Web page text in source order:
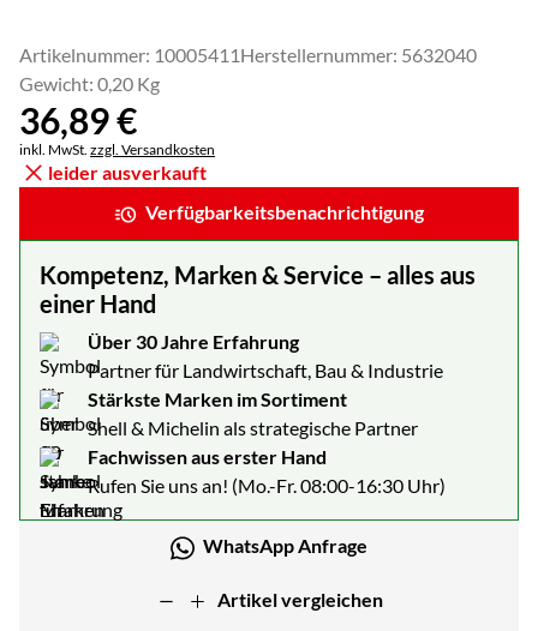
Artikelnummer: 10005411Herstellernummer: 5632040
Gewicht: 0,20 Kg
36,89€
Steuerhinweis:
inkl. MwSt. zzgl. Versandkosten
leider ausverkauft
Verfügbarkeitsbenachrichtigung
Kompetenz, Marken & Service – alles aus
einer Hand
Über 30 Jahre Erfahrung
Partner für Landwirtschaft, Bau & Industrie
Stärkste Marken im Sortiment
Shell & Michelin als strategische Partner
Fachwissen aus erster Hand
Rufen Sie uns an! (Mo.-Fr. 08:00-16:30 Uhr)
WhatsApp Anfrage
Artikel vergleichen